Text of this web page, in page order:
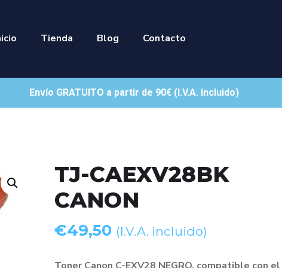
Tienda Blog Contacto
Envío GRATUITO a partir de 90€ (I.V.A. incluido)
TJ-CAEXV28BK
CANON
€49,50 (I.V.A. incluido)